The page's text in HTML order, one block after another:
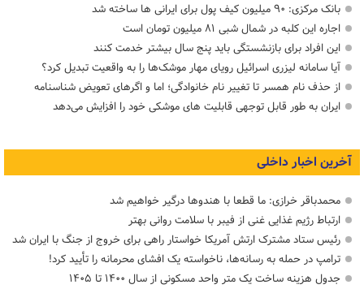
بانک مرکزی: ۹۰ میلیون کیف پول برای ایرانی ها ساخته شد
اجاره این کلبه در شمال شبی ۸۱ میلیون تومان است
این افراد برای بازنشستگی باید پنج سال بیشتر خدمت کنند
آیا سامانه لیزری اسرائیل رویای مهار موشک‌ها را به واقعیت تبدیل کرد؟
از حذف نام همسر تا تغییر نام خانوادگی؛ اما و اگرهای تعویض شناسنامه
ایران به طور قابل توجهی قابلیت های موشکی خود را افزایش می‌دهد
آخرین اخبار داخلی
محمدباقر خرازی: ما قطعا با هندوها درگیر خواهیم شد
ارتباط رژیم غذایی غنی از فیبر با سلامت روانی بهتر
رئیس ستاد مشترک ارتش آمریکا خواستار راهی برای خروج از جنگ با ایران شد
ترامپ در حمله‌ به رسانه‌ها، ناخواسته یک افشای محرمانه را تأیید کرد!
جدول هزینه ساخت یک متر واحد مسکونی از سال ۱۴۰۰ تا ۱۴۰۵